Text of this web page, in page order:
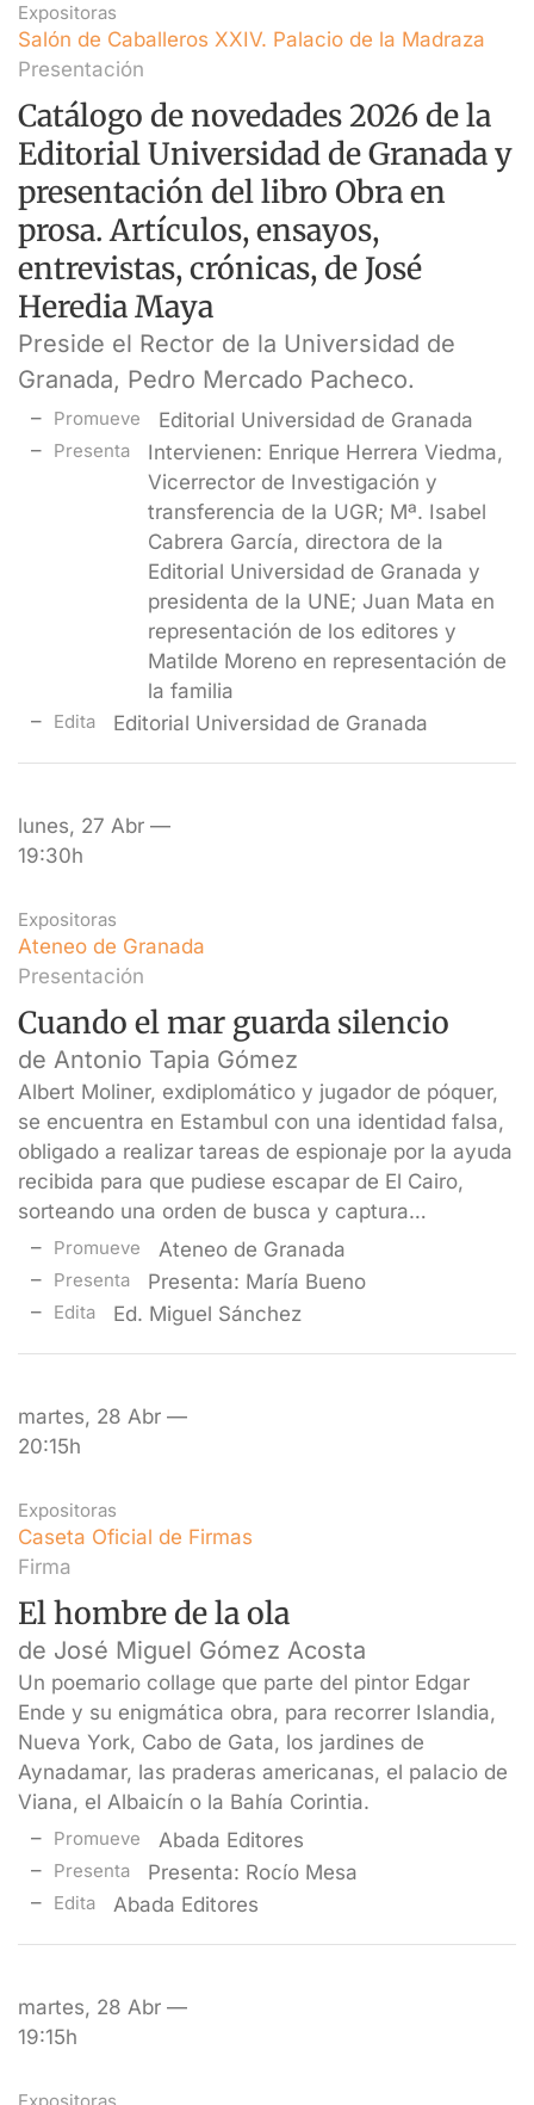
Expositoras
Salón de Caballeros XXIV. Palacio de la Madraza
Presentación
Catálogo de novedades 2026 de la
Editorial Universidad de Granada y
presentación del libro Obra en
prosa. Artículos, ensayos,
entrevistas, crónicas, de José
Heredia Maya
Preside el Rector de la Universidad de
Granada, Pedro Mercado Pacheco.
Promueve Editorial Universidad de Granada
Presenta
Intervienen: Enrique Herrera Viedma,
Vicerrector de Investigación y
transferencia de la UGR; Mª. Isabel
Cabrera García, directora de la
Editorial Universidad de Granada y
presidenta de la UNE; Juan Mata en
representación de los editores y
Matilde Moreno en representación de
la familia
Edita Editorial Universidad de Granada
lunes, 27 Abr —
19:30h
Expositoras
Ateneo de Granada
Presentación
Cuando el mar guarda silencio
de Antonio Tapia Gómez
Albert Moliner, exdiplomático y jugador de póquer,
se encuentra en Estambul con una identidad falsa,
obligado a realizar tareas de espionaje por la ayuda
recibida para que pudiese escapar de El Cairo,
sorteando una orden de busca y captura…
Promueve Ateneo de Granada
Presenta Presenta: María Bueno
Edita Ed. Miguel Sánchez
martes, 28 Abr —
20:15h
Expositoras
Caseta Oficial de Firmas
Firma
El hombre de la ola
de José Miguel Gómez Acosta
Un poemario collage que parte del pintor Edgar
Ende y su enigmática obra, para recorrer Islandia,
Nueva York, Cabo de Gata, los jardines de
Aynadamar, las praderas americanas, el palacio de
Viana, el Albaicín o la Bahía Corintia.
Promueve Abada Editores
Presenta Presenta: Rocío Mesa
Edita Abada Editores
martes, 28 Abr —
19:15h